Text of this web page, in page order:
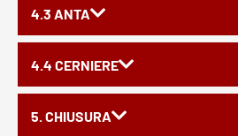
4.3 ANTA
4.4 CERNIERE
5. CHIUSURA